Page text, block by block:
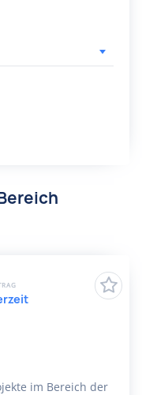
im Bereich der